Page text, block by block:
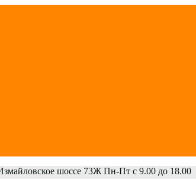
шоссе 73Ж Пн-Пт с 9.00 до 18.00